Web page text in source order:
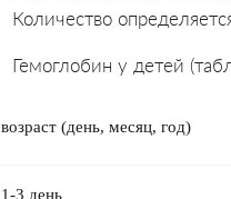
Количество
Гемоглобин у детей
возраст (день, месяц, год)
1-3 день